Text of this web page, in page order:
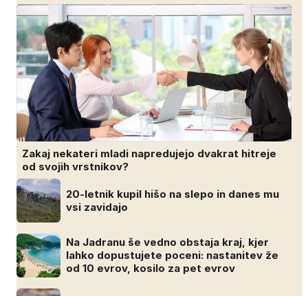
Zakaj nekateri mladi napredujejo dvakrat hitreje
od svojih vrstnikov?
20-letnik kupil hišo na slepo in danes mu
vsi zavidajo
Na Jadranu še vedno obstaja kraj, kjer
lahko dopustujete poceni: nastanitev že
od 10 evrov, kosilo za pet evrov